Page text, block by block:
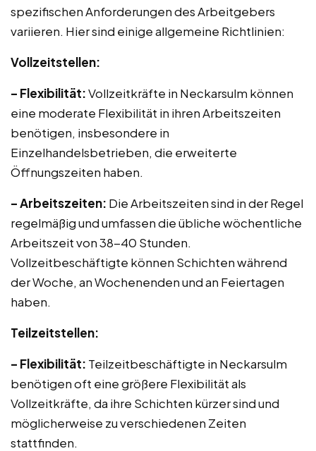
spezifischen Anforderungen des Arbeitgebers
variieren. Hier sind einige allgemeine Richtlinien:
Vollzeitstellen:
– Flexibilität:Vollzeitkräfte in Neckarsulm können
eine moderate Flexibilität in ihren Arbeitszeiten
benötigen, insbesondere in
Einzelhandelsbetrieben, die erweiterte
Öffnungszeiten haben.
– Arbeitszeiten: Die Arbeitszeiten sind in der Regel
regelmäßig und umfassen die übliche wöchentliche
Arbeitszeit von 38-40 Stunden.
Vollzeitbeschäftigte können Schichten während
der Woche, an Wochenenden und an Feiertagen
haben.
Teilzeitstellen:
– Flexibilität: Teilzeitbeschäftigte in Neckarsulm
benötigen oft eine größere Flexibilität als
Vollzeitkräfte, da ihre Schichten kürzer sind und
möglicherweise zu verschiedenen Zeiten
stattfinden.